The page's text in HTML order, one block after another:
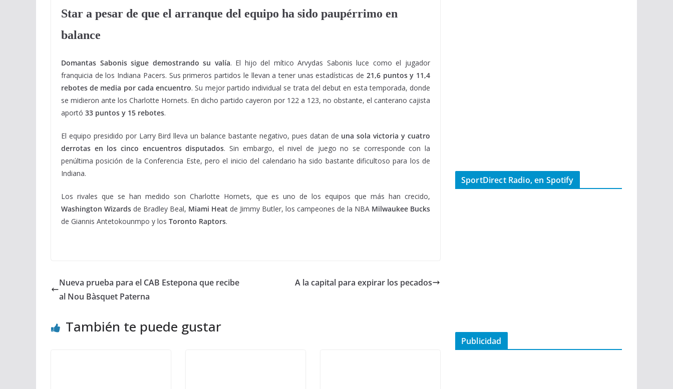
Star a pesar de que el arranque del equipo ha sido paupérrimo en
balance
Domantas Sabonis sigue demostrando su valía. El hijo del mítico Arvydas Sabonis luce como el jugador
franquicia de los Indiana Pacers. Sus primeros partidos le llevan a tener unas estadísticas de 21,6 puntos y 11,4
rebotes de media por cada encuentro. Su mejor partido individual se trata del debut en esta temporada, donde
se midieron ante los Charlotte Hornets. En dicho partido cayeron por 122 a 123, no obstante, el canterano cajista
aportó 33 puntos y 15 rebotes.
El equipo presidido por Larry Bird lleva un balance bastante negativo, pues datan de una sola victoria y cuatro
derrotas en los cinco encuentros disputados. Sin embargo, el nivel de juego no se corresponde con la
penúltima posición de la Conferencia Este, pero el inicio del calendario ha sido bastante dificultoso para los de
Indiana.
Los rivales que se han medido son Charlotte Hornets, que es uno de los equipos que más han crecido,
Washington Wizards de Bradley Beal, Miami Heat de Jimmy Butler, los campeones de la NBA Milwaukee Bucks
de Giannis Antetokounmpo y los Toronto Raptors.
Nueva prueba para el CAB Estepona que recibe
al Nou Bàsquet Paterna
A la capital para expirar los pecados
También te puede gustar
SportDirect Radio, en Spotify
Publicidad